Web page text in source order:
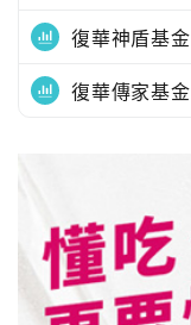
復華神盾基金
復華傳家基金